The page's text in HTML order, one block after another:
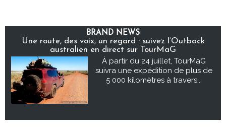
BRAND NEWS
Une route, des voix, un regard : suivez l’Outback
australien en direct sur TourMaG
À partir du 24 juillet, TourMaG
suivra une expédition de plus de
5 000 kilomètres à travers...